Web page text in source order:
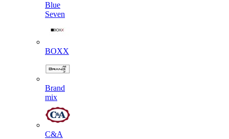
Blue
Seven
BOXX
Brand
mix
C&A